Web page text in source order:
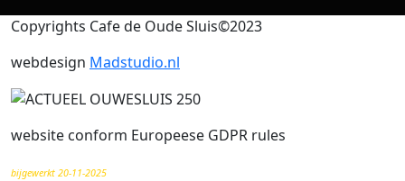
Copyrights Cafe de Oude Sluis©2023
webdesign Madstudio.nl
website conform Europeese GDPR rules
bijgewerkt 20-11-2025